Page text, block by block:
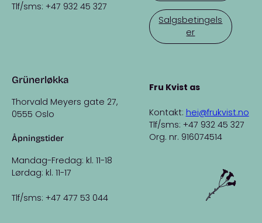
Tlf/sms: +47 932 45 327
Grünerløkka
Thorvald Meyers gate 27,
0555 Oslo
Åpningstider
Mandag-Fredag: kl. 11-18
Lørdag: kl. 11-17
Tlf/sms: +47 477 53 044
Salgsbetingels
er
Fru Kvist as
Kontakt: hei@frukvist.no
Tlf/sms: +47 932 45 327
Org. nr. 916074514